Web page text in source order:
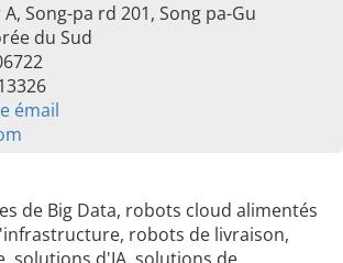
Song-pa rd 201, Song pa-Gu
du Sud
émail
de Big Data, robots cloud alimentés
robots de livraison,